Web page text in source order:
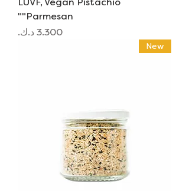
"Parmesan"
السعر
New